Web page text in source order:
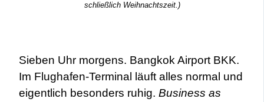
schließlich Weihnachtszeit.)
Sieben Uhr morgens. Bangkok Airport BKK.
Im Flughafen-Terminal läuft alles normal und
eigentlich besonders ruhig. Business as